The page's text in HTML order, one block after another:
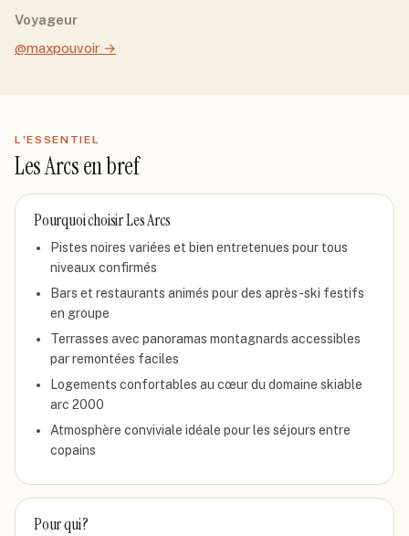
Voyageur
@maxpouvoir →
L'ESSENTIEL
Les Arcsen bref
Pourquoi choisirLes Arcs
Pistes noires variées et bien entretenues pour tous
niveaux confirmés
Bars et restaurants animés pour des après-ski festifs
en groupe
Terrasses avec panoramas montagnards accessibles
par remontées faciles
Logements confortables au cœur du domaine skiable
arc 2000
Atmosphère conviviale idéale pour les séjours entre
copains
Pour qui ?